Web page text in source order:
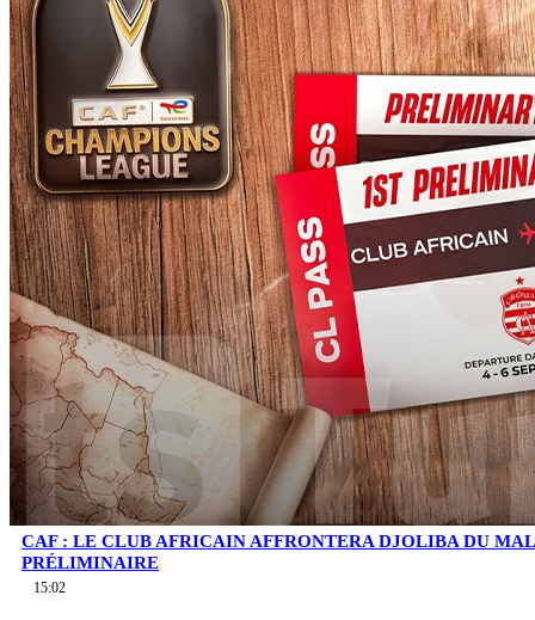
CAF : LE CLUB AFRICAIN AFFRONTERA DJOLIBA DU
PRÉLIMINAIRE
15:02